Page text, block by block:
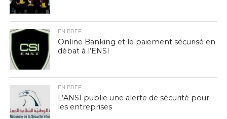
EN BREF
Online Banking et le paiement sécurisé en
débat à l’ENSI
EN BREF
L’ANSI publie une alerte de sécurité pour
les entreprises